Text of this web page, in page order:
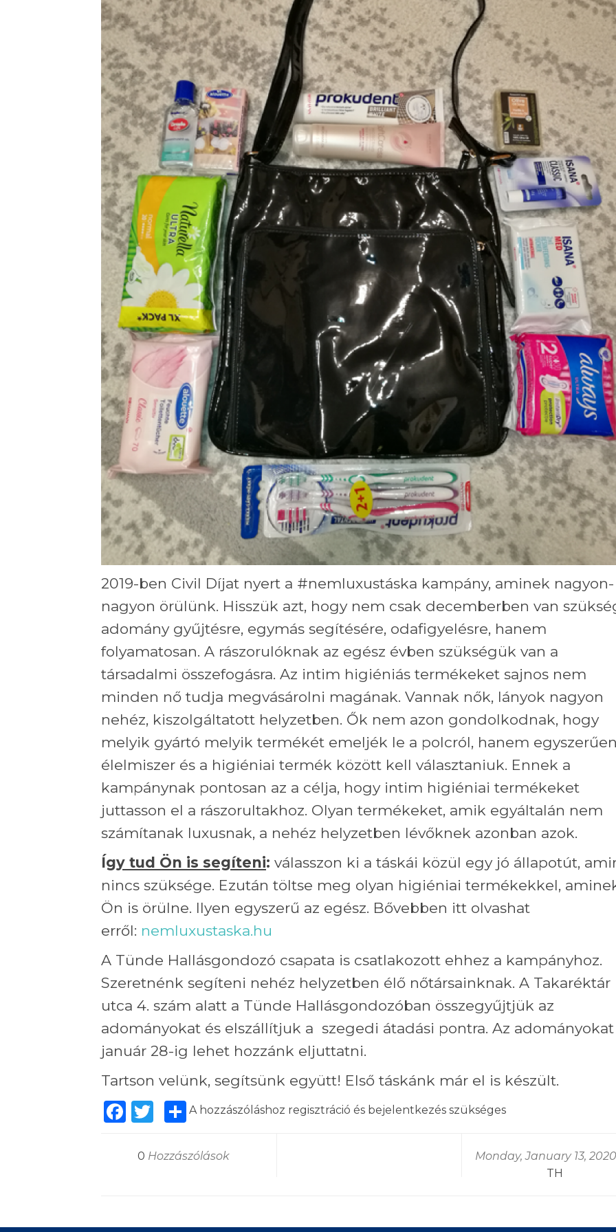
2019-ben Civil Díjat nyert a #nemluxustáska kampány, aminek nagyon-
nagyon örülünk. Hisszük azt, hogy nem csak decemberben van
adomány gyűjtésre, egymás segítésére, odafigyelésre, hanem
folyamatosan. A rászorulóknak az egész évben szükségük van a
társadalmi összefogásra. Az intim higiéniás termékeket sajnos nem
minden nő tudja megvásárolni magának. Vannak nők, lányok nagyon
nehéz, kiszolgáltatott helyzetben. Ők nem azon gondolkodnak, hogy
melyik gyártó melyik termékét emeljék le a polcról, hanem
élelmiszer és a higiéniai termék között kell választaniuk. Ennek a
kampánynak pontosan az a célja, hogy intim higiéniai termékeket
juttasson el a rászorultakhoz. Olyan termékeket, amik egyáltalán nem
számítanak luxusnak, a nehéz helyzetben lévőknek azonban azok.
Így tud Ön is segíteni: válasszon ki a táskái közül egy jó állapotút,
nincs szüksége. Ezután töltse meg olyan higiéniai termékekkel,
Ön is örülne. Ilyen egyszerű az egész. Bővebben itt olvashat
erről: nemluxustaska.hu
A Tünde Hallásgondozó csapata is csatlakozott ehhez a kampányhoz.
Szeretnénk segíteni nehéz helyzetben élő nőtársainknak. A Takaréktár
utca 4. szám alatt a Tünde Hallásgondozóban összegyűjtjük az
adományokat és elszállítjuk a szegedi átadási pontra. Az adományokat
január 28-ig lehet hozzánk eljuttatni.
Tartson velünk, segítsünk együtt! Első táskánk már el is készült.
Facebook
Twitter
Share
A hozzászóláshoz regisztráció és bejelentkezés szükséges
0 Hozzászólások
Monday, January 13,
TH